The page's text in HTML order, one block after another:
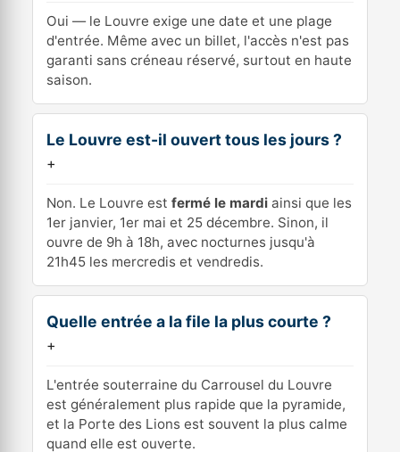
Oui — le Louvre exige une date et une plage
d'entrée. Même avec un billet, l'accès n'est pas
garanti sans créneau réservé, surtout en haute
saison.
Le Louvre est-il ouvert tous les jours ?
+
Non. Le Louvre estfermé le mardi ainsi que les
1er janvier, 1er mai et 25 décembre. Sinon, il
ouvre de 9h à 18h, avec nocturnes jusqu'à
21h45 les mercredis et vendredis.
Quelle entrée a la file la plus courte ?
+
L'entrée souterraine du Carrousel du Louvre
est généralement plus rapide que la pyramide,
et la Porte des Lions est souvent la plus calme
quand elle est ouverte.